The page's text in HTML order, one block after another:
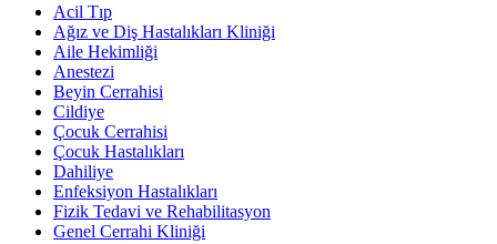
Acil Tıp
Ağız ve Diş Hastalıkları Kliniği
Aile Hekimliği
Anestezi
Beyin Cerrahisi
Cildiye
Çocuk Cerrahisi
Çocuk Hastalıkları
Dahiliye
Enfeksiyon Hastalıkları
Fizik Tedavi ve Rehabilitasyon
Genel Cerrahi Kliniği